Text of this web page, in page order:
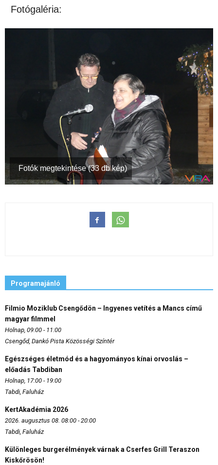
Fotógaléria:
Fotók megtekintése (33 db kép)
Programajánló
Filmio Moziklub Csengődön – Ingyenes vetítés a Mancs című
magyar filmmel
Holnap, 09:00 - 11:00
Csengőd, Dankó Pista Közösségi Színtér
Egészséges életmód és a hagyományos kínai orvoslás –
előadás Tabdiban
Holnap, 17:00 - 19:00
Tabdi, Faluház
KertAkadémia 2026
2026. augusztus 08. 08:00 - 20:00
Tabdi, Faluház
Különleges burgerélmények várnak a Cserfes Grill Teraszon
Kiskőrösön!